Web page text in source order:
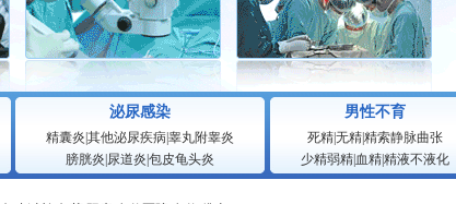
泌尿感染
精囊炎 其他泌尿疾病睾丸附睾炎
膀胱炎 尿道炎 包皮龟头炎
男性不育
死精|无精|精索静脉曲张
少精弱精| 血精|精液不液化